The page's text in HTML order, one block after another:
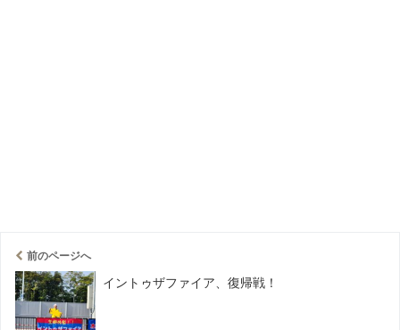
前のページへ
イントゥザファイア、復帰戦！